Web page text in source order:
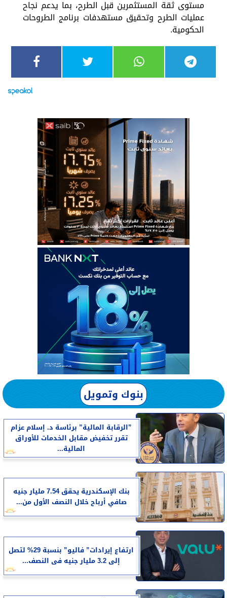
مستوى ثقة المستثمرين قبل الطرح، بما يدعم نجاح
عمليات الطرح وتحقيق مستهدفات برنامج الطروحات
الحكومية.
بنوك وتمويل
”الرقابة المالية” برئاسة د. إسلام عزام
تقرر تخفيض مقابل الخدمات للأوراق
المالية...
بنك الإسكندرية يحقق 7.54 مليار جنيه
صافي أرباح خلال النصف الأول من...
ارتفاع إيرادات” فاليو” بنسبة 29% لتصل
إلى 3.2 مليار جنيه فى النصف...